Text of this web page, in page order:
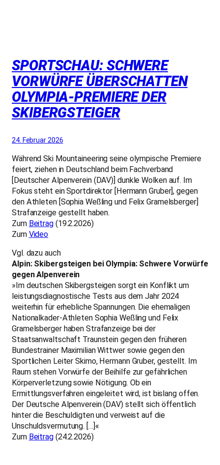
SPORTSCHAU: SCHWERE
VORWÜRFE ÜBERSCHATTEN
OLYMPIA-PREMIERE DER
SKIBERGSTEIGER
24. Februar 2026
Während Ski Mountaineering seine olympische Premiere
feiert, ziehen in Deutschland beim Fachverband
[Deutscher Alpenverein (DAV)] dunkle Wolken auf. Im
Fokus steht ein Sportdirektor [Hermann Gruber], gegen
den Athleten [Sophia Weßling und Felix Gramelsberger]
Strafanzeige gestellt haben.
Zum Beitrag(19.2.2026)
Zum Video
Vgl. dazu auch
Alpin: Skibergsteigen bei Olympia: Schwere Vorwürfe
gegen Alpenverein
»Im deutschen Skibergsteigen sorgt ein Konflikt um
leistungsdiagnostische Tests aus dem Jahr 2024
weiterhin für erhebliche Spannungen. Die ehemaligen
Nationalkader-Athleten Sophia Weßling und Felix
Gramelsberger haben Strafanzeige bei der
Staatsanwaltschaft Traunstein gegen den früheren
Bundestrainer Maximilian Wittwer sowie gegen den
Sportlichen Leiter Skimo, Hermann Gruber, gestellt. Im
Raum stehen Vorwürfe der Beihilfe zur gefährlichen
Körperverletzung sowie Nötigung. Ob ein
Ermittlungsverfahren eingeleitet wird, ist bislang offen.
Der Deutsche Alpenverein (DAV) stellt sich öffentlich
hinter die Beschuldigten und verweist auf die
Unschuldsvermutung. […]«
Zum Beitrag(24.2.2026)